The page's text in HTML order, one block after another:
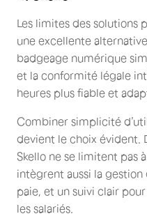
Les limites des solutions
une excellente
badgeage numérique
et la conformité légale
heures plus fiable et
Combiner simplicité
devient le choix évident.
Skello ne se limitent pas
intègrent aussi la gestion
paie, et un suivi clair
les salariés.